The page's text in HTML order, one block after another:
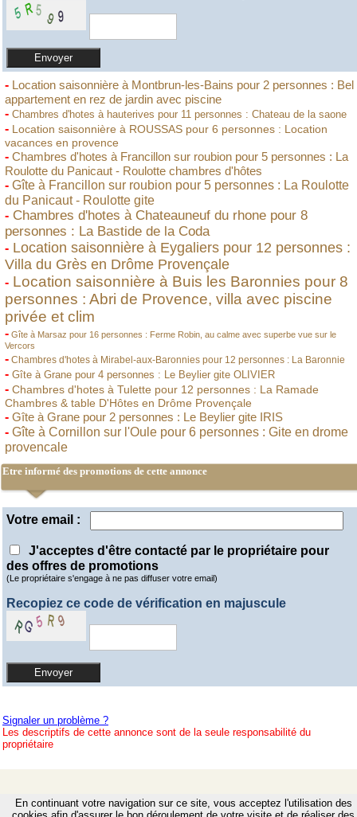
- Location saisonnière à Montbrun-les-Bains pour 2 personnes : Bel
appartement en rez de jardin avec piscine
- Chambres d'hotes à hauterives pour 11 personnes : Chateau de la saone
- Location saisonnière à ROUSSAS pour 6 personnes : Location
vacances en provence
- Chambres d'hotes à Francillon sur roubion pour 5 personnes : La
Roulotte du Panicaut - Roulotte chambres d'hôtes
- Gîte à Francillon sur roubion pour 5 personnes : La Roulotte
du Panicaut - Roulotte gite
- Chambres d'hotes à Chateauneuf du rhone pour 8
personnes : La Bastide de la Coda
- Location saisonnière à Eygaliers pour 12 personnes :
Villa du Grès en Drôme Provençale
- Location saisonnière à Buis les Baronnies pour 8
personnes : Abri de Provence, villa avec piscine
privée et clim
- Gîte à Marsaz pour 16 personnes : Ferme Robin, au calme avec superbe vue sur le
Vercors
- Chambres d'hotes à Mirabel-aux-Baronnies pour 12 personnes : La Baronnie
- Gîte à Grane pour 4 personnes : Le Beylier gite OLIVIER
- Chambres d'hotes à Tulette pour 12 personnes : La Ramade
Chambres & table D'Hôtes en Drôme Provençale
- Gîte à Grane pour 2 personnes : Le Beylier gite IRIS
- Gîte à Cornillon sur l'Oule pour 6 personnes : Gite en drome
provencale
Etre informé des promotions de cette annonce
Votre email :
J'acceptes d'être contacté par le propriétaire pour
des offres de promotions
(Le propriétaire s'engage à ne pas diffuser votre email)
Recopiez ce code de vérification en majuscule
Signaler un problème ?
Les descriptifs de cette annonce sont de la seule responsabilité du
propriétaire
En continuant votre navigation sur ce site, vous acceptez l'utilisation des